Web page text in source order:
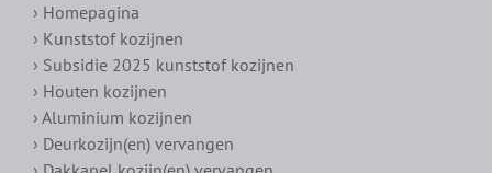
› Homepagina
› Kunststof kozijnen
› Subsidie 2025 kunststof kozijnen
› Houten kozijnen
› Aluminium kozijnen
› Deurkozijn(en) vervangen